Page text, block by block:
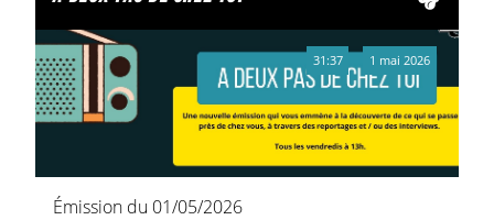
Émission du 01/05/2026
31:37 1 mai 2026